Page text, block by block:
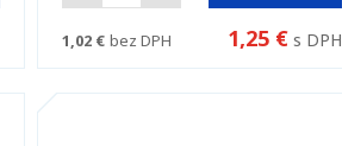
1,02 € bez DPH 1,25 € s DPH